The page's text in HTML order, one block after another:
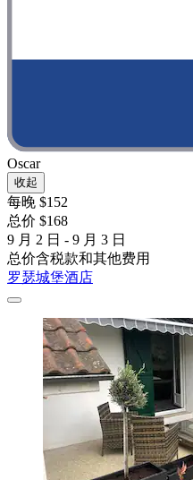
Oscar
收起
每晚 $152
总价 $168
9 月 2 日 - 9 月 3 日
总价含税款和其他费用
罗瑟城堡酒店